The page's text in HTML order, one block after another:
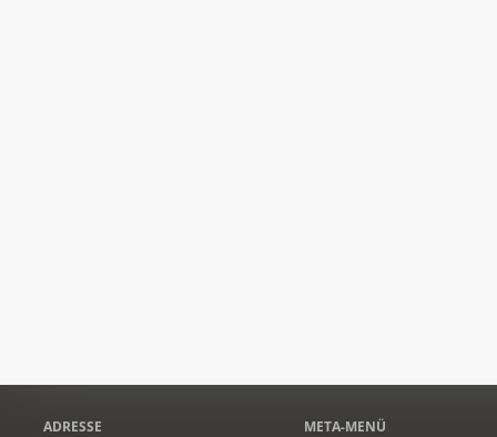
ADRESSE META-MENÜ